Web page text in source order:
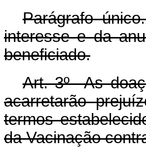
Parágrafo
interesse e da
beneficiado.
Art. 3º As
acarretarão
termos
da Vacinação